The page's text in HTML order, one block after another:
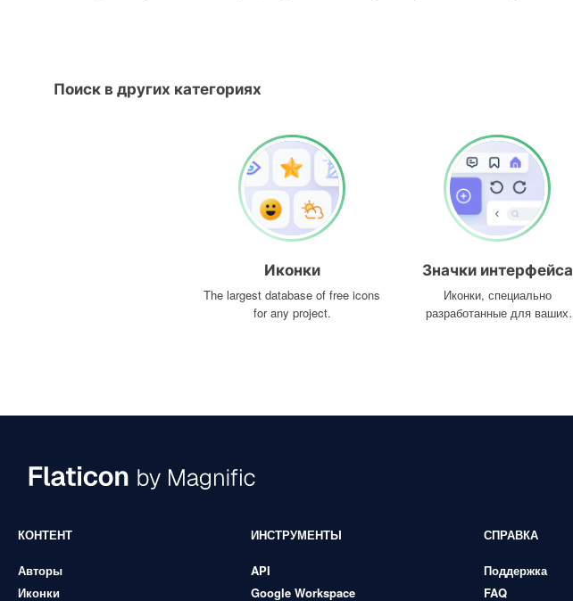
Поиск в других категориях
Иконки
The largest database of free icons
for any project.
Значки интерфейса
Иконки, специально
разработанные для ваших
КОНТЕНТ
Авторы
Иконки
ИНСТРУМЕНТЫ
API
Google Workspace
СПРАВКА
Поддержка
FAQ